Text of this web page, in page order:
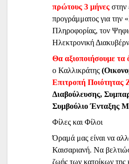
πρώτους 3 μήνες στην
προγράμματος για την
Πληροφορίας, τον
Ηλεκτρονική
Θα αξιοποιήσουμε τα
ο Καλλικράτης
Επιτροπή Ποιότητας
Διαβούλευσης,
Συμβούλιο Ένταξης
Φίλες και Φίλοι
Όραμά μας είναι να
Καισαριανή. Να
ζωής των κατοίκων της